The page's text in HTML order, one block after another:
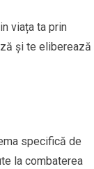
viața ta prin
și te eliberează
specifică de
la combaterea